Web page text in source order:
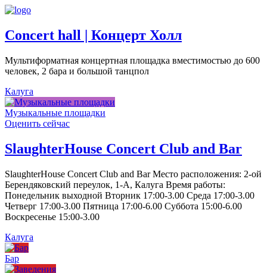
Concert hall | Концерт Холл
Мультиформатная концертная площадка вместимостью до 600
человек, 2 бара и большой танцпол
Калуга
Музыкальные площадки
Оценить сейчас
SlaughterHouse Concert Club and Bar
SlaughterHouse Concert Club and Bar Место расположения: 2-ой
Берендяковский переулок, 1-А, Калуга Время работы:
Понедельник выходной Вторник 17:00-3.00 Среда 17:00-3.00
Четверг 17:00-3.00 Пятница 17:00-6.00 Суббота 15:00-6.00
Воскресенье 15:00-3.00
Калуга
Бар